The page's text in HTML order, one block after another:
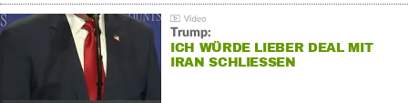
Trump:
ICH WÜRDE LIEBER DEAL MIT
IRAN SCHLIESSEN